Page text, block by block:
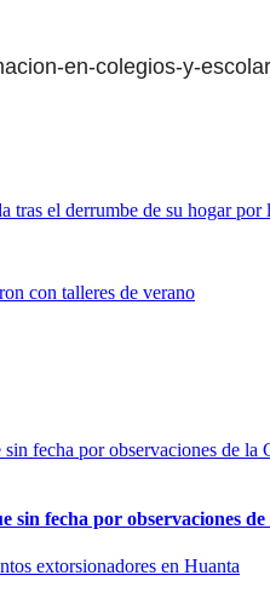
en-colegios-y-
tras el derrumbe de su hogar por
con talleres de verano
sin fecha por observaciones